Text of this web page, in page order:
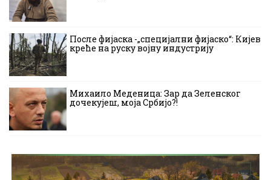
После фијаска -„специјални фијаско“: Кијев
креће на руску војну индустрију
Михаило Меденица: Зар да Зеленског
дочекујеш, моја Србијо?!